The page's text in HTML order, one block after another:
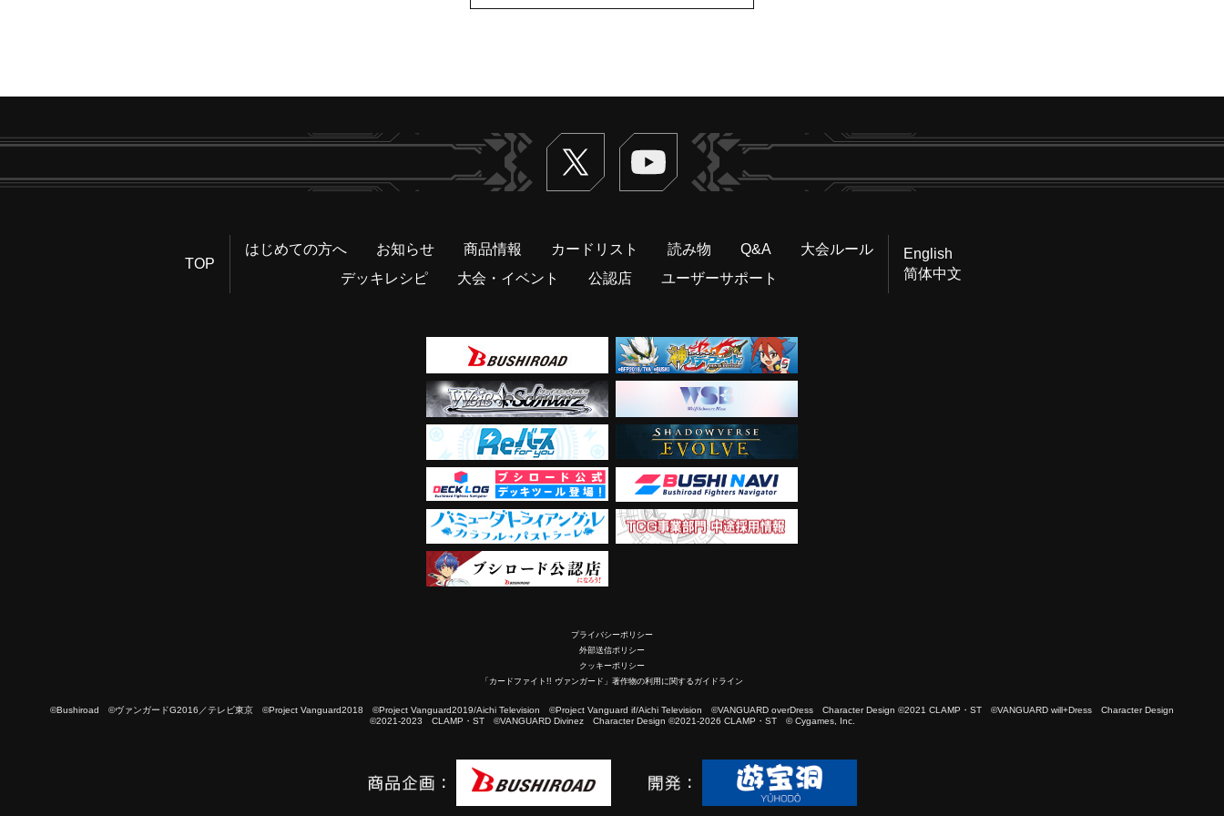
Twitter ヴァンガードch
TOP
はじめての方へ お知らせ 商品情報 カードリスト 読み物 Q&A
大会ルール
デッキレシピ
大会・イベント 公認店 ユーザーサポート
English
简体中文
プライバシーポリシー
外部送信ポリシー
クッキーポリシー
「カードファイト!! ヴァンガード」著作物の利用に関するガイドライン
©Bushiroad ©ヴァンガードG2016／テレビ東京 ©Project Vanguard2018 ©Project Vanguard2019/Aichi Television ©Project Vanguard if/Aichi Television ©VANGUARD overDress Character Design ©2021 CLAMP・ST ©VANGUARD will+Dress Character Design
©2021-2023 CLAMP・ST ©VANGUARD Divinez Character Design ©2021-2026 CLAMP・ST © Cygames, Inc.